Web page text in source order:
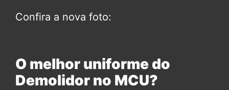
Confira a nova foto:
O melhor uniforme do
Demolidor no MCU?